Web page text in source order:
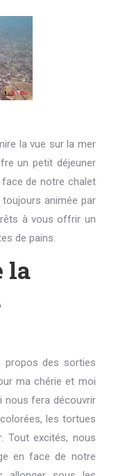
la vue sur la mer
un petit déjeuner
de notre chalet
toujours animée par
à vous offrir un
de pains.
la
propos des sorties
ma chérie et moi
nous fera découvrir
les tortues
Tout excités, nous
en face de notre